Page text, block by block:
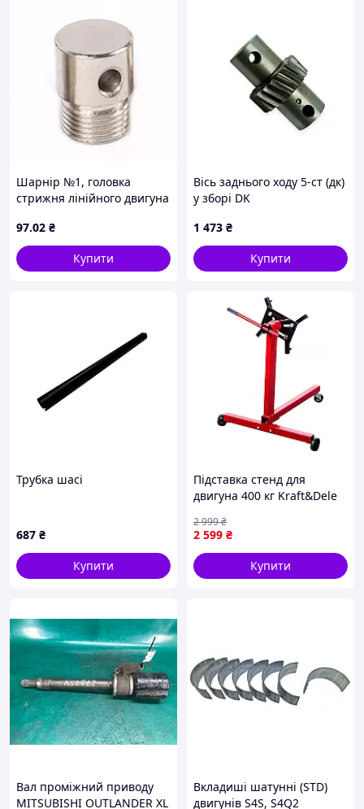
Шарнір №1, головка
стрижня лінійного двигуна
97.02 ₴
Купити
Вісь заднього ходу 5-ст (дк)
у зборі DK
1 473 ₴
Купити
Трубка шасі
687 ₴
Купити
Підставка стенд для
двигуна 400 кг Kraft&Dele
для авто двигуна
2 599 ₴
2 999₴
Купити
Вал проміжний приводу
MITSUBISHI OUTLANDER XL
Вкладиші шатунні (STD)
двигунів S4S, S4Q2